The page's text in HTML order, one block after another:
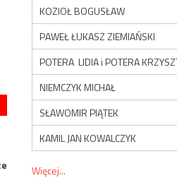
KOZIOŁ BOGUSŁAW
PAWEŁ ŁUKASZ ZIEMIAŃSKI
POTERA LIDIA i POTERA
NIEMCZYK MICHAŁ
SŁAWOMIR PIĄTEK
KAMIL JAN KOWALCZYK
Więcej...